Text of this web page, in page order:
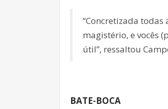
“Concretizada
magistério, e vocês
útil”, ressaltou
BATE-BOCA